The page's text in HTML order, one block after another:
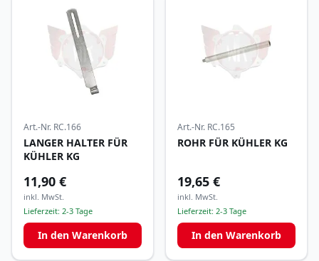
Art.-Nr. RC.166
LANGER HALTER FÜR
KÜHLER KG
11,90 €
inkl. MwSt.
Lieferzeit: 2-3 Tage
In den Warenkorb
Art.-Nr. RC.165
ROHR FÜR KÜHLER KG
19,65 €
inkl. MwSt.
Lieferzeit: 2-3 Tage
In den Warenkorb